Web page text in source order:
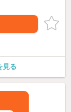
見る